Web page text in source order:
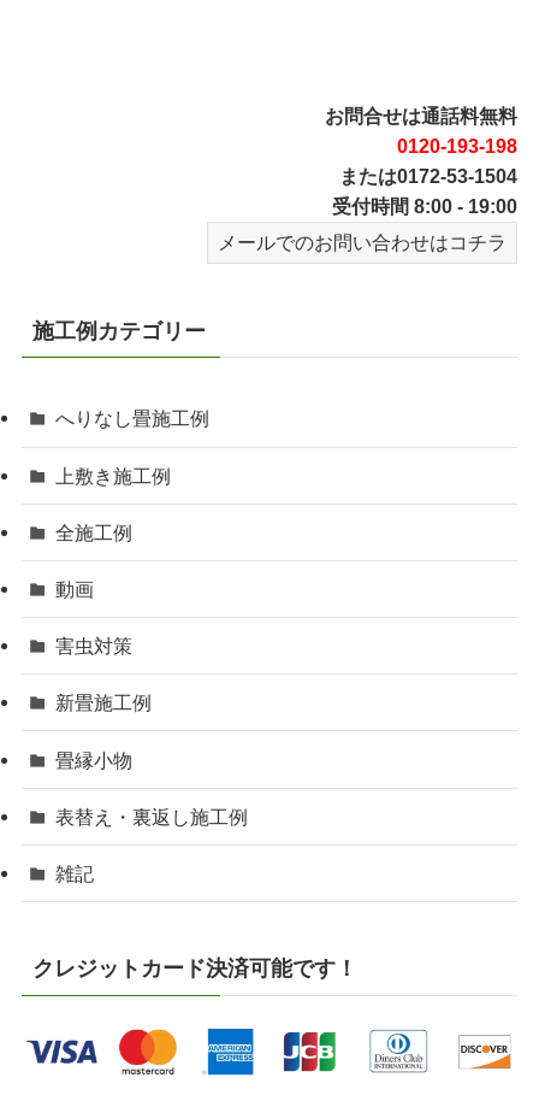
お問合せは通話料無料
0120-193-198
または0172-53-1504
受付時間 8:00 - 19:00
メールでのお問い合わせはコチラ
施工例カテゴリー
へりなし畳施工例
上敷き施工例
全施工例
動画
害虫対策
新畳施工例
畳縁小物
表替え・裏返し施工例
雑記
クレジットカード決済可能です！